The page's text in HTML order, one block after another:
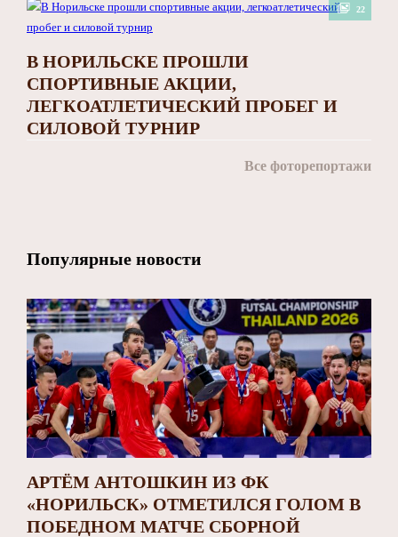
22
В НОРИЛЬСКЕ ПРОШЛИ
СПОРТИВНЫЕ АКЦИИ,
ЛЕГКОАТЛЕТИЧЕСКИЙ ПРОБЕГ И
СИЛОВОЙ ТУРНИР
Все фоторепортажи
Популярные новости
АРТЁМ АНТОШКИН ИЗ ФК
«НОРИЛЬСК» ОТМЕТИЛСЯ ГОЛОМ В
ПОБЕДНОМ МАТЧЕ СБОРНОЙ